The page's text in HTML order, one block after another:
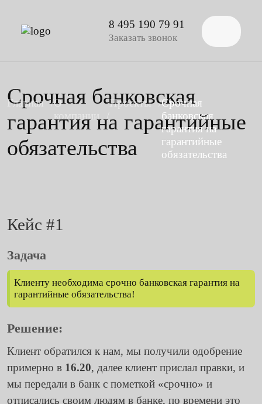
8 495 190 79 91
Заказать звонок
Главная
О
Проекты
Срочная
банковская
гарантия на
гарантийные
обязательства
Срочная банковская
гарантия на гарантийные
обязательства
Кейс #1
Задача
Клиенту необходима срочно банковская гарантия на
гарантийные обязательства!
Решение:
Клиент обратился к нам, мы получили одобрение
примерно в 16.20 , далее клиент прислал правки, и
мы передали в банк с пометкой «срочно» и
отписались своим людям в банке, по времени это